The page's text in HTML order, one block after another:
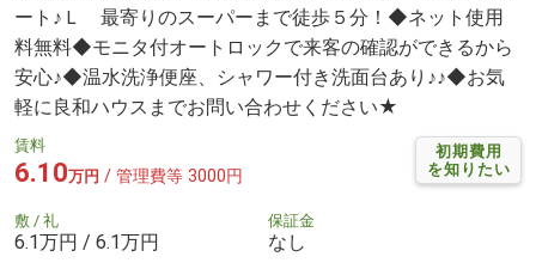
ート♪Ｌ 最寄りのスーパーまで徒歩５分！◆ネット使用
料無料◆モニタ付オートロックで来客の確認ができるから
安心♪◆温水洗浄便座、シャワー付き洗面台あり♪♪◆お気
軽に良和ハウスまでお問い合わせください★
初期費用
を知りたい
賃料
6.10万円 / 管理費等 3000円
敷 / 礼
6.1万円 / 6.1万円
保証金
なし